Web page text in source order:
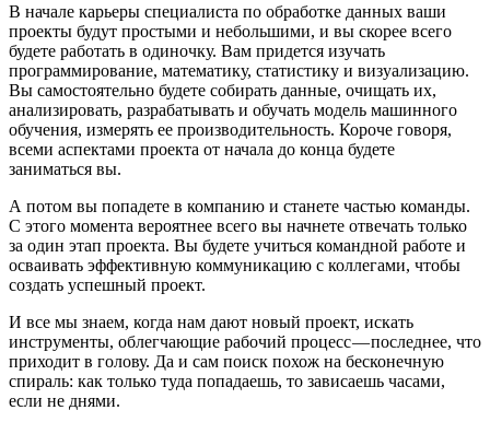
В начале карьеры специалиста по обработке данных ваши
проекты будут простыми и небольшими, и вы скорее всего
будете работать в одиночку. Вам придется изучать
программирование, математику, статистику и визуализацию.
Вы самостоятельно будете собирать данные, очищать их,
анализировать, разрабатывать и обучать модель машинного
обучения, измерять ее производительность. Короче говоря,
всеми аспектами проекта от начала до конца будете
заниматься вы.
А потом вы попадете в компанию и станете частью команды.
С этого момента вероятнее всего вы начнете отвечать только
за один этап проекта. Вы будете учиться командной работе и
осваивать эффективную коммуникацию с коллегами, чтобы
создать успешный проект.
И все мы знаем, когда нам дают новый проект, искать
инструменты, облегчающие рабочий процесс — последнее, что
приходит в голову. Да и сам поиск похож на бесконечную
спираль: как только туда попадаешь, то зависаешь часами,
если не днями.